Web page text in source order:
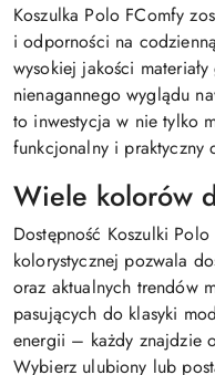
Koszulka Polo FComfy
i odporności na
wysokiej jakości
nienagannego wyglądu
to inwestycja w nie tylko
funkcjonalny i praktyczny
Wiele kolorów
Dostępność Koszulki
kolorystycznej pozwala
oraz aktualnych trendów
pasujących do klasyki
energii – każdy znajdzie
Wybierz ulubiony lub